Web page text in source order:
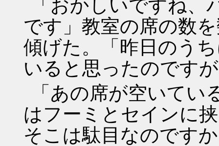
「おかしいですね
です」教室の席の数
傾げた。「昨日のう
いると思ったのです
「あの席が空いて
はフーミとセインに
そこは駄目なのです